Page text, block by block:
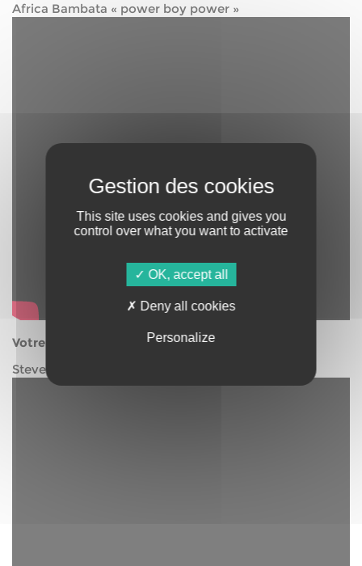
Africa Bambata « power boy power »
Votre titre pour bien commencer la journée :
Steve « I am Steve »
This site uses cookies and gives you
control over what you want to activate
OK, accept all
Deny all cookies
Personalize